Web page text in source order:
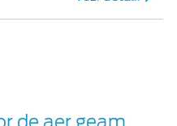
de aer geam